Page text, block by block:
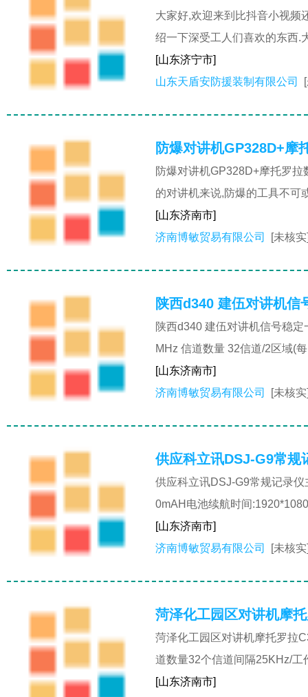
大家好,欢迎来到比抖音小视频
绍一下深受工人们喜欢的东西.
[山东济宁市]
山东天盾安防援装制有限公司
防爆对讲机GP328D+摩
防爆对讲机GP328D+摩托罗
的对讲机来说,防爆的工具不可
[山东济南市]
济南博敏贸易有限公司
[未核
陕西d340 建伍对讲机信
陕西d340 建伍对讲机信号稳
MHz 信道数量 32信道/2区域(
[山东济南市]
济南博敏贸易有限公司
[未核
供应科立讯DSJ-G9常规
供应科立讯DSJ-G9常规记录
0mAH电池续航时间
[山东济南市]
济南博敏贸易有限公司
[未核
菏泽化工园区对讲机摩
菏泽化工园区对讲机摩托罗拉
道数量32个信道间隔25KHz/
[山东济南市]